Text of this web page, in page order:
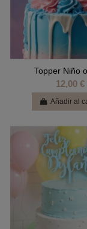
Topper Niño
12,00 €
Añadir al